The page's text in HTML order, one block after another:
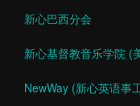
新心巴西分会
新心基督教音乐学院 (
NewWay (新心英语事